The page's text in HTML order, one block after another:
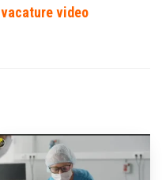
vacature video